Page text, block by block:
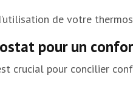
de votre
pour un
crucial pour concilier